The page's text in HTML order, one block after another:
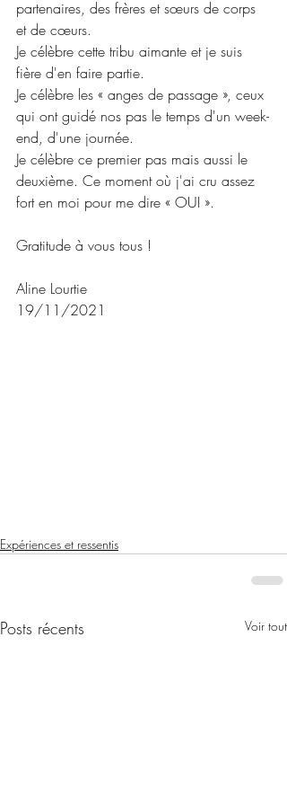
partenaires, des frères et sœurs de corps
et de cœurs.
Je célèbre cette tribu aimante et je suis
fière d'en faire partie.
Je célèbre les « anges de passage », ceux
qui ont guidé nos pas le temps d'un week-
end, d'une journée.
Je célèbre ce premier pas mais aussi le
deuxième. Ce moment où j'ai cru assez
fort en moi pour me dire « OUI ».
Gratitude à vous tous !
Aline Lourtie
19/11/2021
Expériences et ressentis
Posts récents Voir tout